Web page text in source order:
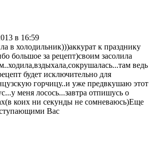
в 16:59
в холодильник)))аккурат к празднику
большое за рецепт)своим засолила
ведь
будет исключительно для
горчицу..и уже предвкушаю этот
меня лосось...завтра отпишусь о
коих ни секунды не сомневаюсь)Еще
Вас